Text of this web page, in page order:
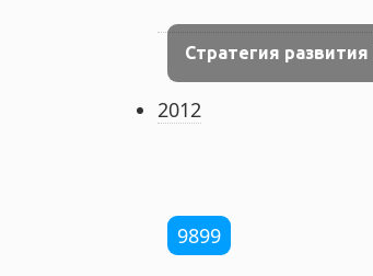
Стратегия
2012
9899